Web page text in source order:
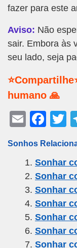
fazer para este
Aviso: Não
sair. Embora às
seu lado, seja
humano 🙏
E
ail
F
c
e
b
o
o
k
T
tt
Sonhos
Sonhar
Sonhar
Sonhar
Sonhar
Sonhar
Sonhar
Sonhar